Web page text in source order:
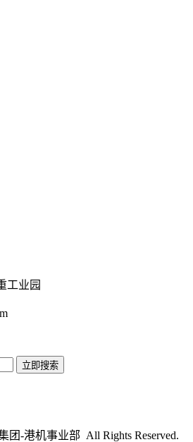
工业园
团-港机事业部 All Rights Reserved.